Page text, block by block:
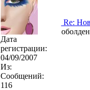
Дата
регистрации:
04/09/2007
Из:
Сообщений:
116
Re: